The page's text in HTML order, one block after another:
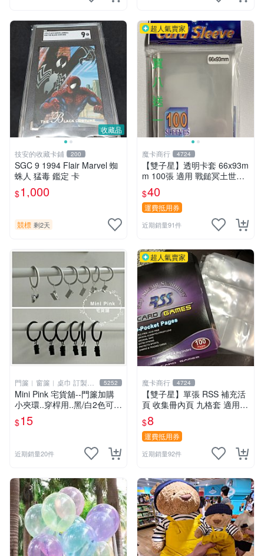
收藏品
技安的收藏卡鋪 200
SGC 9 1994 Flair Marvel 蜘
蛛人 猛毒 鑑定 卡
$1,000
競標 剩2天
超人氣賣家
魔卡商行 4724
【雙子星】透明卡套 66x93m
m 100張 適用 戰鎚冥土世界
希德塔 卡片 第1層
$40
運費抵用券
近期銷量91件
門簾︱窗簾︱桌巾 訂製販
售
5252
Mini Pink 宅貨舖--門簾加購
小夾環..穿桿用..黑/白2色可選
【K000】不單獨販售
$15
近期銷量20件
超人氣賣家
魔卡商行 4724
【雙子星】單張 RSS 補充活
頁 收集冊內頁 九格套 適用 P
TCG ws 鋼彈 迪士尼 柯南 哥
吉拉
$8
運費抵用券
近期銷量92件